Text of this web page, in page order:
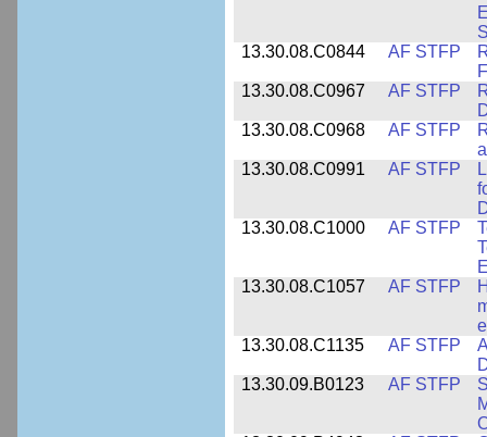
13.30.08.C0844
AF STFP
13.30.08.C0967
AF STFP
13.30.08.C0968
AF STFP
13.30.08.C0991
AF STFP
13.30.08.C1000
AF STFP
13.30.08.C1057
AF STFP
13.30.08.C1135
AF STFP
13.30.09.B0123
AF STFP